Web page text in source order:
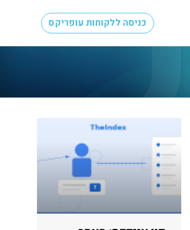
כניסה ללקוחות עופריקס